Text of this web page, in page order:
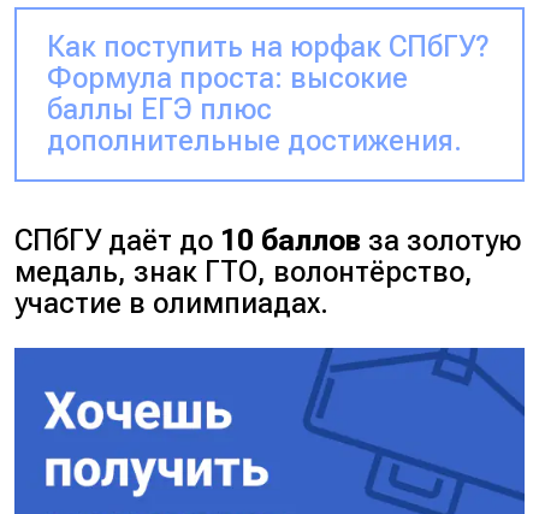
Как поступить на юрфак СПбГУ?
Формула проста: высокие
баллы ЕГЭ плюс
дополнительные достижения.
СПбГУ даёт до 10 баллов за золотую
медаль, знак ГТО, волонтёрство,
участие в олимпиадах.